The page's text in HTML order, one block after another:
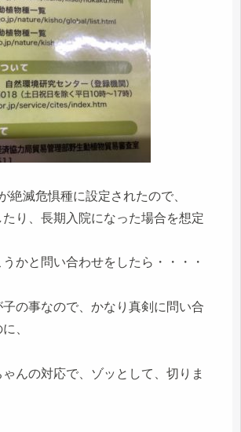
絶滅危惧種に設定されたので、
たり、長期入院になった場合を想定
かと問い合わせをしたら・・・・
の事なので、かなり真剣に問い合
、
んの対応で、ゾッとして、切りま